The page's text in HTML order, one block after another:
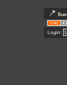
Login: